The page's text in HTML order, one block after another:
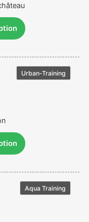
Urban-Training
Aqua Training